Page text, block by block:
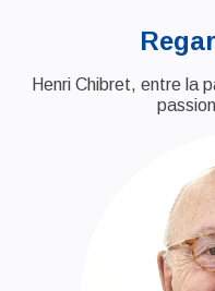
Henri Chibret, entre la